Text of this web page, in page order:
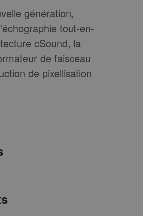
génération,
tout-en-
cSound, la
de faisceau
de pixellisation